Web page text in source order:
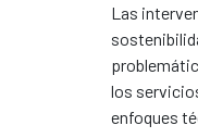
Las
los
enfoques